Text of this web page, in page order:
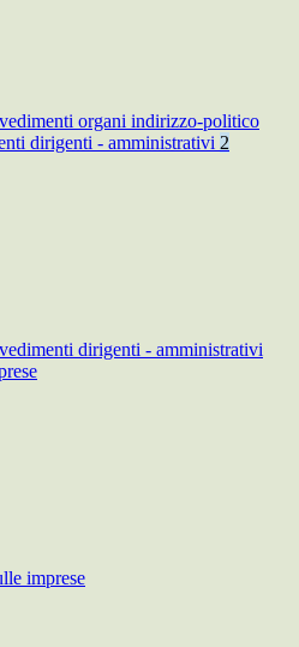
organi indirizzo-politico
dirigenti - amministrativi 2
dirigenti - amministrativi
imprese